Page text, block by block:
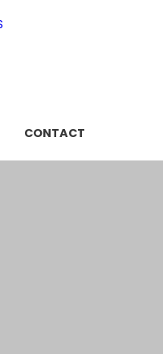
CONTACT